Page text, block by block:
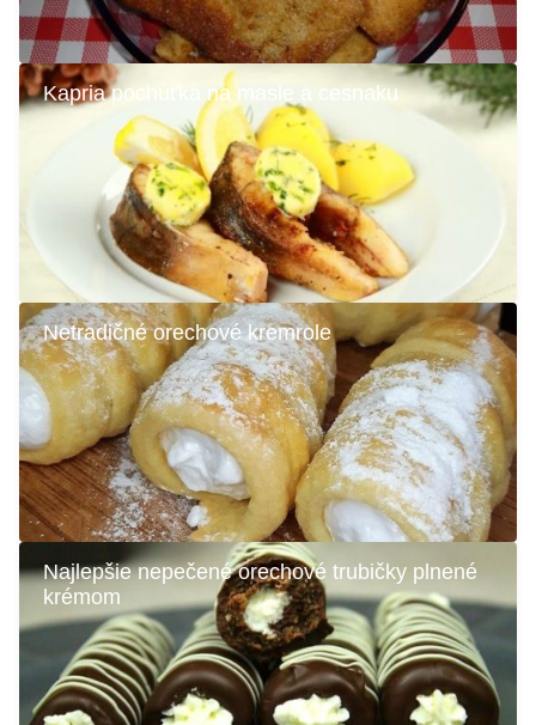
Kapria pochúťka na masle a cesnaku
Netradičné orechové kremrole
Najlepšie nepečené orechové trubičky plnené
krémom